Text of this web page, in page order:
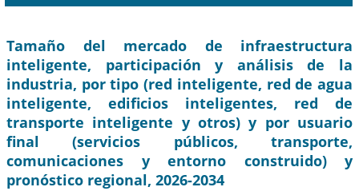
Tamaño del mercado de infraestructura
inteligente, participación y análisis de la
industria, por tipo (red inteligente, red de agua
inteligente, edificios inteligentes, red de
transporte inteligente y otros) y por usuario
final (servicios públicos, transporte,
comunicaciones y entorno construido) y
pronóstico regional, 2026-2034